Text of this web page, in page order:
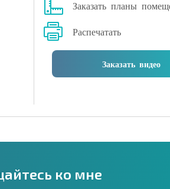
Заказать планы
Распечатать
Заказать видео
ко мне